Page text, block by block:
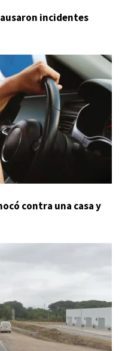
incidentes
contra una casa y